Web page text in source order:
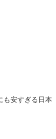
も安すぎる日本